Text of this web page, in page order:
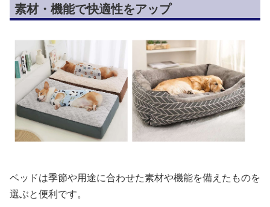
素材・機能で快適性をアップ
ベッドは季節や用途に合わせた素材や機能を備えたものを
選ぶと便利です。